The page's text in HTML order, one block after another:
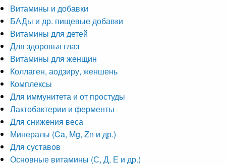
Витамины и добавки
БАДы и др. пищевые добавки
Витамины для детей
Для здоровья глаз
Витамины для женщин
Коллаген, аодзиру, женшень
Комплексы
Для иммунитета и от простуды
Лактобактерии и ферменты
Для снижения веса
Минералы (Ca, Mg, Zn и др.)
Для суставов
Основные витамины (С, Д, Е и др.)